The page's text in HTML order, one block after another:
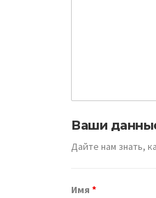
Ваши
Дайте нам знать,
Имя *